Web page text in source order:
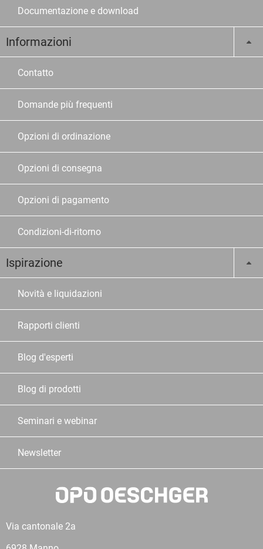
Documentazione e download
Informazioni
Contatto
Domande più frequenti
Opzioni di ordinazione
Opzioni di consegna
Opzioni di pagamento
Condizioni-di-ritorno
Ispirazione
Novità e liquidazioni
Rapporti clienti
Blog d'esperti
Blog di prodotti
Seminari e webinar
Newsletter
Via cantonale 2a